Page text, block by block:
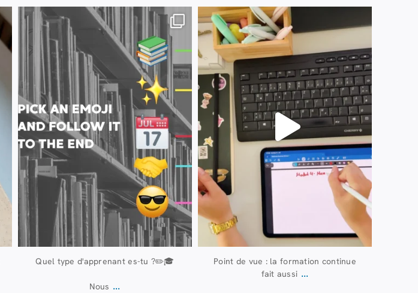
20 juillet
28
Quel type d'apprenant es-tu ?✏️🎓
Nous ...
13 juillet
61
Point de vue : la formation continue
fait aussi ...